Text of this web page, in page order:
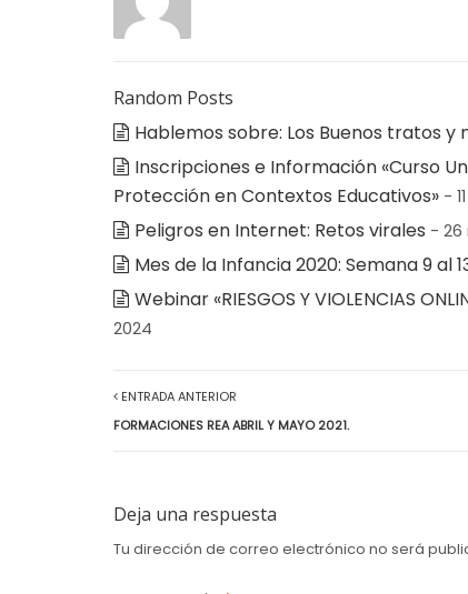
Random Posts
Hablemos sobre: Los Buenos tratos
Inscripciones e Información «Curso
Protección en Contextos Educativos» -
Peligros en Internet: Retos virales - 26
Mes de la Infancia 2020: Semana 9 al
Webinar «RIESGOS Y VIOLENCIAS
2024
ENTRADA ANTERIOR
FORMACIONES REA ABRIL Y MAYO 2021.
Deja una respuesta
Tu dirección de correo electrónico no será